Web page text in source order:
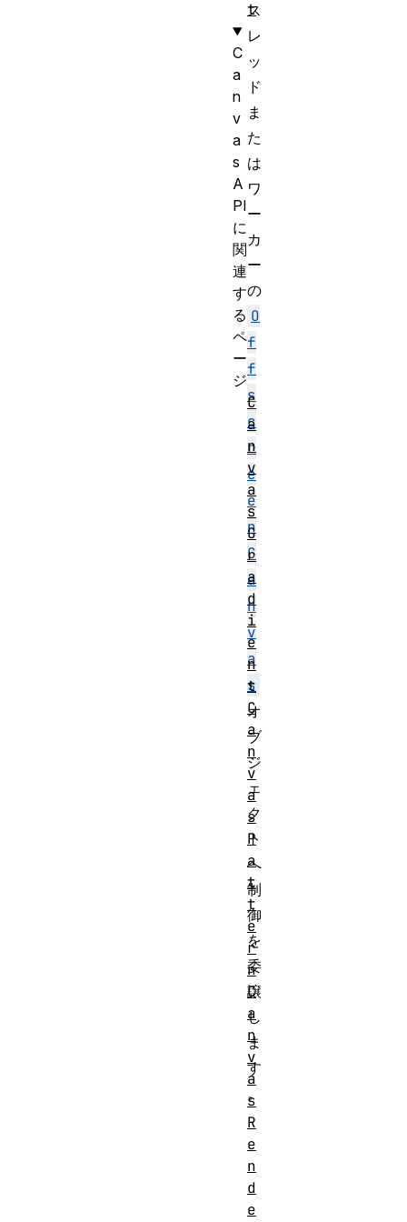
ス
レ
ッ
ド
ま
た
は
ワ
ー
カ
ー
の
O
f
f
s
c
r
e
e
n
C
a
n
v
a
s
オ
ブ
ジ
ェ
ク
ト
へ
制
御
を
委
譲
し
ま
す
。
t
C
a
n
v
a
s
A
PI
に
関
連
す
る
ペ
ー
ジ
C
a
n
v
a
s
G
r
a
d
i
e
n
t
C
a
n
v
a
s
P
a
t
t
e
r
n
C
a
n
v
a
s
R
e
n
d
e